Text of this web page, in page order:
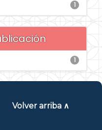
1
1
Volver arriba ∧